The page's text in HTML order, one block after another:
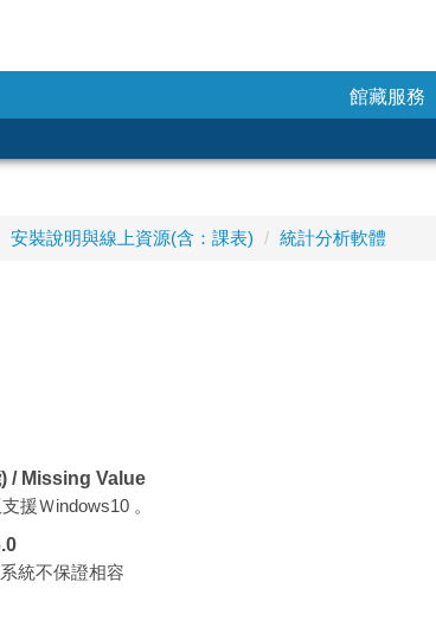
館藏服務
安裝說明與線上資源(含：課表) 統計分析軟體
/ Missing Value
援Ｗindows10 。
統不保證相容